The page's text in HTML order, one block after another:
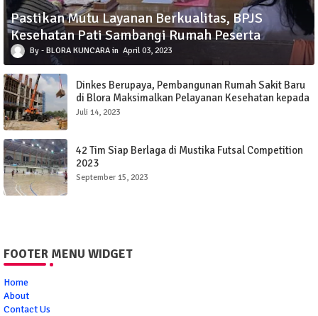
Pastikan Mutu Layanan Berkualitas, BPJS
Kesehatan Pati Sambangi Rumah Peserta
BLORA KUNCARA April 03, 2023
Dinkes Berupaya, Pembangunan Rumah Sakit Baru
di Blora Maksimalkan Pelayanan Kesehatan kepada
Masyarakat
Juli 14, 2023
42 Tim Siap Berlaga di Mustika Futsal Competition
2023
September 15, 2023
FOOTER MENU WIDGET
Home
About
Contact Us